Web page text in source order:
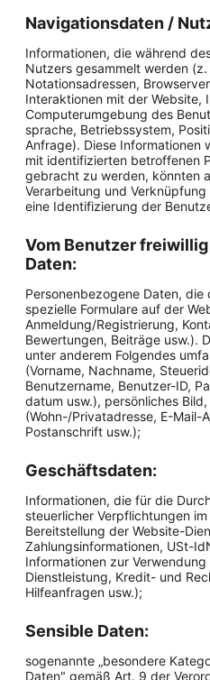
Navigationsdaten /
Informationen, die während
Nutzers gesammelt werden (z.
Notationsadressen,
Interaktionen mit der Website,
Computerumgebung des
sprache, Betriebssystem,
Anfrage). Diese Informationen
mit identifizierten betroffenen
gebracht zu werden, könnten
Verarbeitung und
eine Identifizierung der
Vom Benutzer
Daten:
Personenbezogene Daten,
spezielle Formulare auf der
Anmeldung/Registrierung,
Bewertungen, Beiträge usw.).
unter anderem Folgendes
(Vorname, Nachname,
Benutzername, Benutzer-ID,
datum usw.), persönliches
(Wohn-/Privatadresse, E-Mail-
Postanschrift usw.);
Geschäftsdaten:
Informationen, die für die
steuerlicher Verpflichtungen
Bereitstellung der Website-
Zahlungsinformationen, USt-
Informationen zur
Dienstleistung, Kredit- und
Hilfeanfragen usw.);
Sensible Daten:
sogenannte „besondere
Daten" gemäß Art. 9 der